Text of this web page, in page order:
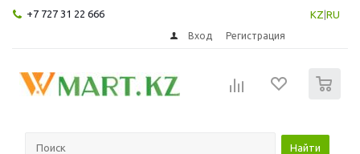
+7 727 31 22 666 KZ RU
Вход Регистрация
Найти